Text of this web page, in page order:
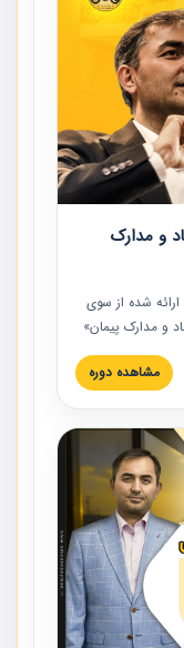
و مدارک
شده از سوی
و مدارک پیمان»
در این آموزش
بندی اسناد
ارائه شده است.
مشاهده دوره